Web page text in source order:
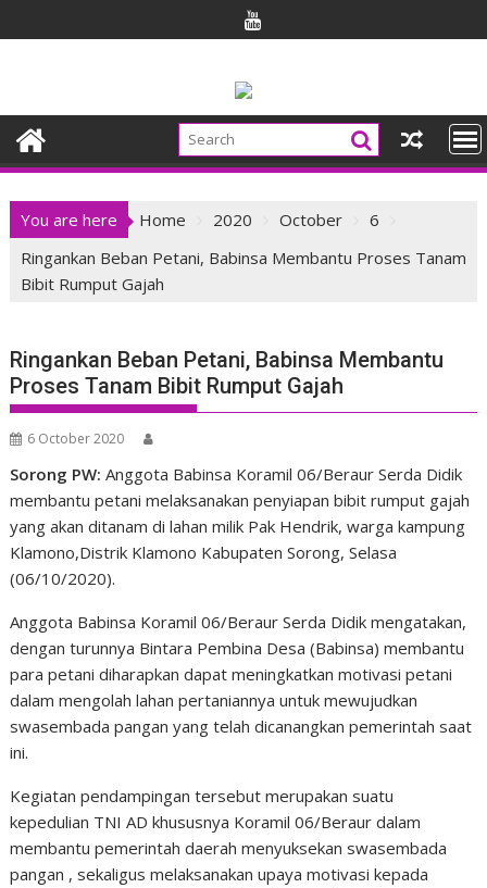
to
You are here Home 2020 October
6
Ringankan Beban Petani, Babinsa Membantu Proses Tanam
Bibit Rumput Gajah
Ringankan Beban Petani, Babinsa Membantu
Proses Tanam Bibit Rumput Gajah
6 October 2020
Sorong PW: Anggota Babinsa Koramil 06/Beraur Serda Didik
membantu petani melaksanakan penyiapan bibit rumput gajah
yang akan ditanam di lahan milik Pak Hendrik, warga kampung
Klamono,Distrik Klamono Kabupaten Sorong, Selasa
(06/10/2020).
Anggota Babinsa Koramil 06/Beraur Serda Didik mengatakan,
dengan turunnya Bintara Pembina Desa (Babinsa) membantu
para petani diharapkan dapat meningkatkan motivasi petani
dalam mengolah lahan pertaniannya untuk mewujudkan
swasembada pangan yang telah dicanangkan pemerintah saat
ini.
Kegiatan pendampingan tersebut merupakan suatu
kepedulian TNI AD khususnya Koramil 06/Beraur dalam
membantu pemerintah daerah menyuksekan swasembada
pangan , sekaligus melaksanakan upaya motivasi kepada